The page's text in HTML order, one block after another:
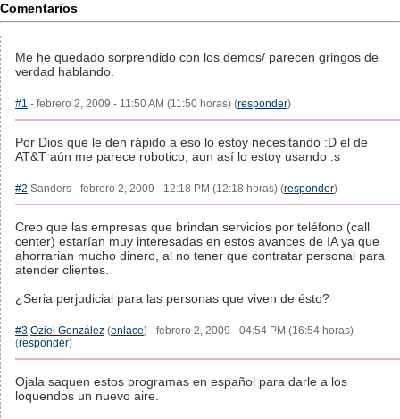
Comentarios
Me he quedado sorprendido con los demos/ parecen gringos de
verdad hablando.
#1 - febrero 2, 2009 - 11:50 AM (11:50 horas) (responder)
Por Dios que le den rápido a eso lo estoy necesitando :D el de
AT&T aún me parece robotico, aun así lo estoy usando :s
#2 Sanders - febrero 2, 2009 - 12:18 PM (12:18 horas) (responder)
Creo que las empresas que brindan servicios por teléfono (call
center) estarían muy interesadas en estos avances de IA ya que
ahorrarian mucho dinero, al no tener que contratar personal para
atender clientes.
¿Seria perjudicial para las personas que viven de ésto?
#3 Oziel González (enlace) - febrero 2, 2009 - 04:54 PM (16:54 horas)
(responder)
Ojala saquen estos programas en español para darle a los
loquendos un nuevo aire.